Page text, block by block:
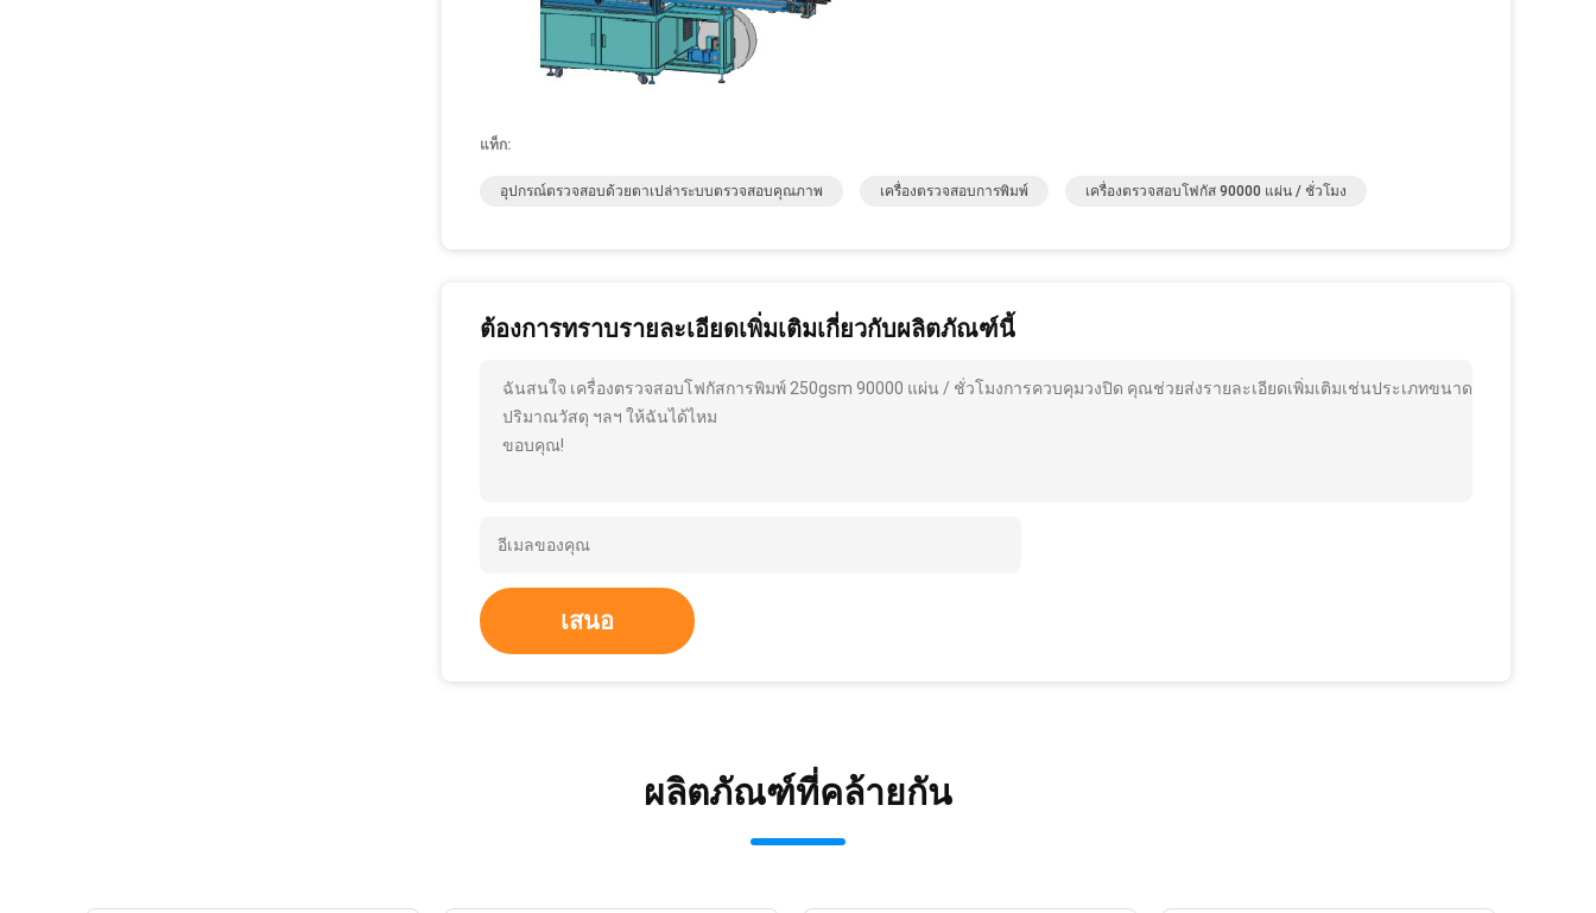
แท็ก:
อุปกรณ์ตรวจสอบด้วยตาเปล่าระบบตรวจสอบคุณภาพ เครื่องตรวจสอบการพิมพ์ เครื่องตรวจสอบโฟกัส 90000 แผ่น / ชั่วโมง
ต้องการทราบรายละเอียดเพิ่มเติมเกี่ยวกับผลิตภัณฑ์นี้
ฉันสนใจ เครื่องตรวจสอบโฟกัสการพิมพ์ 250gsm 90000 แผ่น / ชั่วโมงการควบคุมวงปิด คุณช่วยส่งรายละเอียดเพิ่มเติมเช่นประเภทขนาด
ปริมาณวัสดุ ฯลฯ ให้ฉันได้ไหม
ขอบคุณ!
เสนอ
ผลิตภัณฑ์ที่คล้ายกัน